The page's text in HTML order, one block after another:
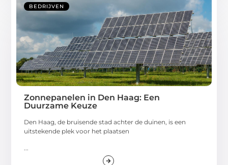
BEDRIJVEN
Zonnepanelen in Den Haag: Een
Duurzame Keuze
Den Haag, de bruisende stad achter de duinen, is een
uitstekende plek voor het plaatsen